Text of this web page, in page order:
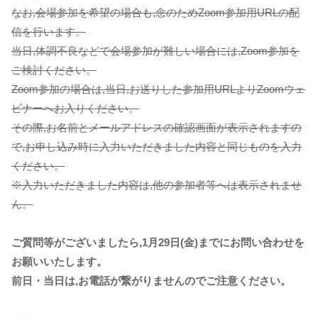
なお,会場参加を希望の場合も,念のためZoom参加用URLの配
信を行います。
当日,体調不良などで会場参加が難しい場合には,Zoom参加を
ご検討ください。
Zoom参加の場合は,当日,お送りした参加用URLよりZoomウェ
ビナーへお入りください。
その際,お名前とメールアドレスの確認画面が表示されますの
で,お申し込み時に入力いただきました内容と同じものを入力
ください。
※入力いただきました内容は,他の参加者等へは表示されませ
ん。
ご質問等がございましたら,1月29日(金)までにお問い合わせを
お願いいたします。
前日・当日は,お電話が繋がりませんのでご注意ください。